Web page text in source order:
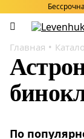
Главная
По